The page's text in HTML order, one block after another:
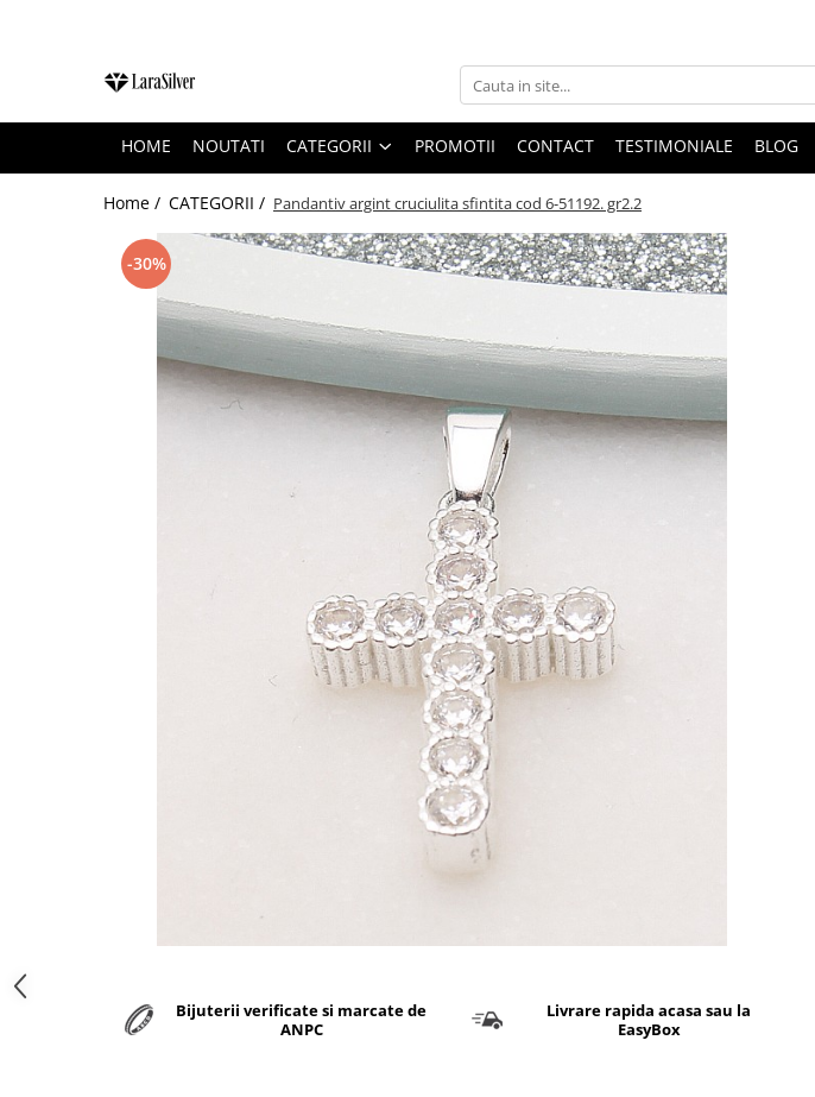
CATEGORII
CERCEI ARGINT
COLIERE ARGINT
LANTISOARE ARGINT
CRUCIULITE SI ICONITE ARGINT
PANDANTIVE ARGINT
VERIGHETE ARGINT
marimea 61
HOME NOUTATI CATEGORII PROMOTII CONTACT TESTIMONIALE BLOG
Home / CATEGORII / Pandantiv argint cruciulita sfintita cod 6-51192. gr2.2
-30%
Bijuterii verificate si marcate de
ANPC
Livrare rapida acasa sau la
EasyBox